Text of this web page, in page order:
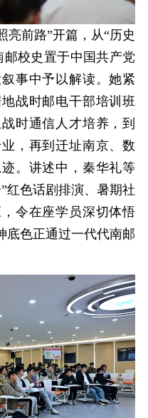
亮前路”开篇，从“历史
校史置于中国共产党
事中予以解读。她紧
战时邮电干部培训班
时通信人才培养，到
，再到迁址南京、数
。讲述中，秦华礼等
红色话剧排演、暑期社
令在座学员深切体悟
底色正通过一代代南邮